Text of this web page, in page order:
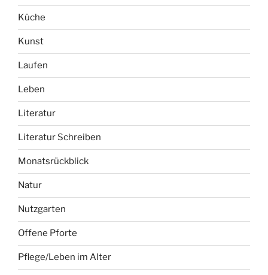
Küche
Kunst
Laufen
Leben
Literatur
Literatur Schreiben
Monatsrückblick
Natur
Nutzgarten
Offene Pforte
Pflege/Leben im Alter